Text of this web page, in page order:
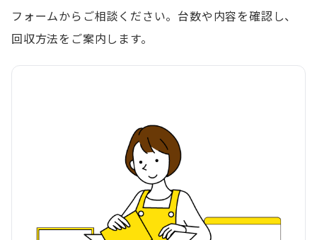
フォームからご相談ください。台数や内容を確認し、
回収方法をご案内します。